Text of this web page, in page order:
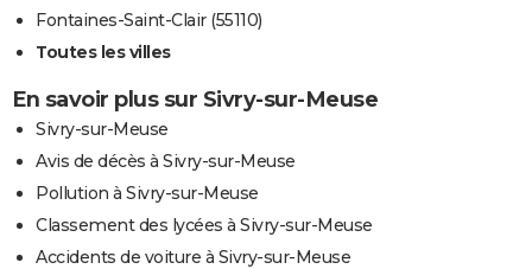
Fontaines-Saint-Clair (55110)
Toutes les villes
En savoir plus sur Sivry-sur-Meuse
Sivry-sur-Meuse
Avis de décès à Sivry-sur-Meuse
Pollution à Sivry-sur-Meuse
Classement des lycées à Sivry-sur-Meuse
Accidents de voiture à Sivry-sur-Meuse